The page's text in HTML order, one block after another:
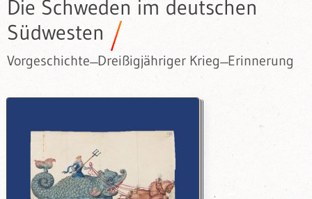
Die Schweden im deutschen
Südwesten
Vorgeschichte ̶ Dreißigjähriger Krieg ̶ Erinnerung